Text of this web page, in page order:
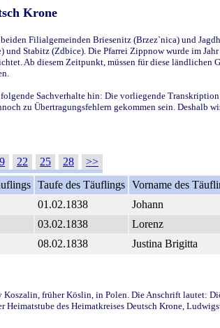
Krone
Filialgemeinden Briesenitz (Brzez`nica) und
Stabitz (Zdbice). Die Pfarrei Zippnow wurde im
Ab diesem Zeitpunkt, müssen für diese ländlichen
Sachverhalte hin: Die vorliegende
zu Übertragungsfehlern gekommen sein. Deshalb
22 25 28
>>
Taufe des Täuflings Vorname des
01.02.1838 Johann
03.02.1838 Lorenz
08.02.1838 Justina Brigitta
früher Köslin, in Polen. Die Anschrift lautet:
des Heimatkreises Deutsch Krone,